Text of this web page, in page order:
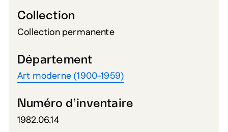
Collection
Collection permanente
Département
Art moderne (1900-1959)
Numéro d’inventaire
1982.06.14